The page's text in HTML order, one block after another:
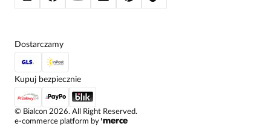
© Bialcon 2026. All Right Reserved.
e-commerce platform by
Dostarczamy
Kupuj bezpiecznie